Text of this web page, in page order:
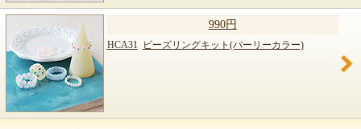
990円
HCA31 ビーズリングキット(パーリーカラー)